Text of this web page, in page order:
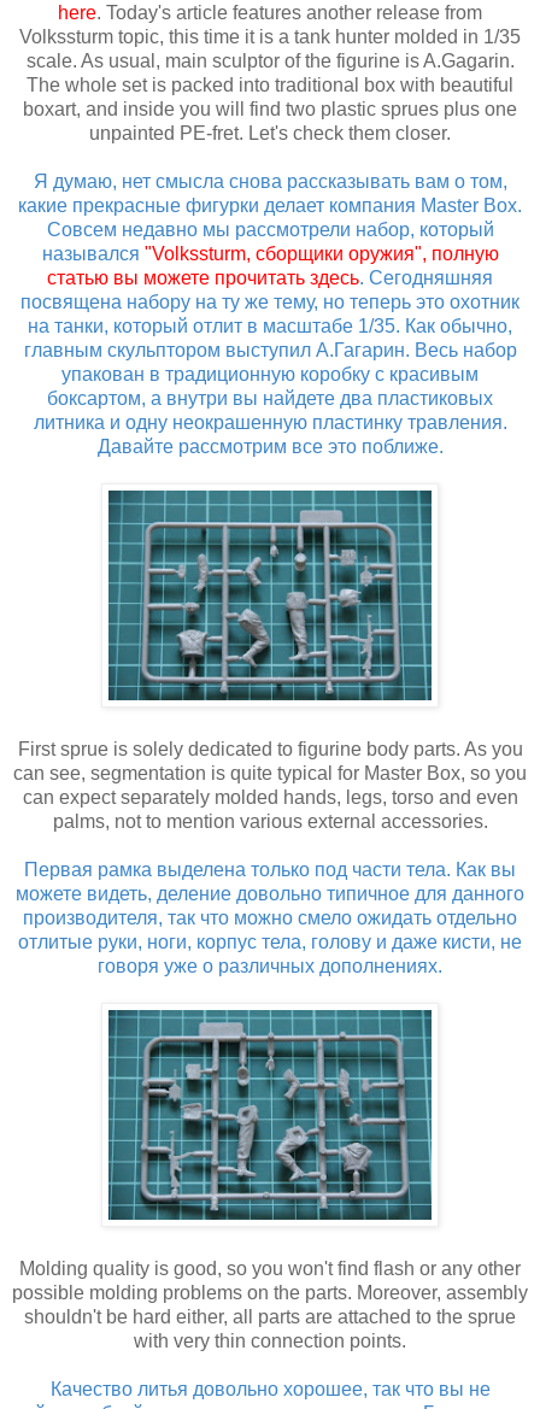
here. Today's article features another release from
Volkssturm topic, this time it is a tank hunter molded in 1/35
scale. As usual, main sculptor of the figurine is A.Gagarin.
The whole set is packed into traditional box with beautiful
boxart, and inside you will find two plastic sprues plus one
unpainted PE-fret. Let's check them closer.
Я думаю, нет смысла снова рассказывать вам о том,
какие прекрасные фигурки делает компания Master Box.
Совсем недавно мы рассмотрели набор, который
назывался "Volkssturm, сборщики оружия", полную
статью вы можете прочитать здесь. Сегодняшняя
посвящена набору на ту же тему, но теперь это охотник
на танки, который отлит в масштабе 1/35. Как обычно,
главным скульптором выступил А.Гагарин. Весь набор
упакован в традиционную коробку с красивым
боксартом, а внутри вы найдете два пластиковых
литника и одну неокрашенную пластинку травления.
Давайте рассмотрим все это поближе.
First sprue is solely dedicated to figurine body parts. As you
can see, segmentation is quite typical for Master Box, so you
can expect separately molded hands, legs, torso and even
palms, not to mention various external accessories.
Первая рамка выделена только под части тела. Как вы
можете видеть, деление довольно типичное для данного
производителя, так что можно смело ожидать отдельно
отлитые руки, ноги, корпус тела, голову и даже кисти, не
говоря уже о различных дополнениях.
Molding quality is good, so you won't find flash or any other
possible molding problems on the parts. Moreover, assembly
shouldn't be hard either, all parts are attached to the sprue
with very thin connection points.
Качество литья довольно хорошее, так что вы не